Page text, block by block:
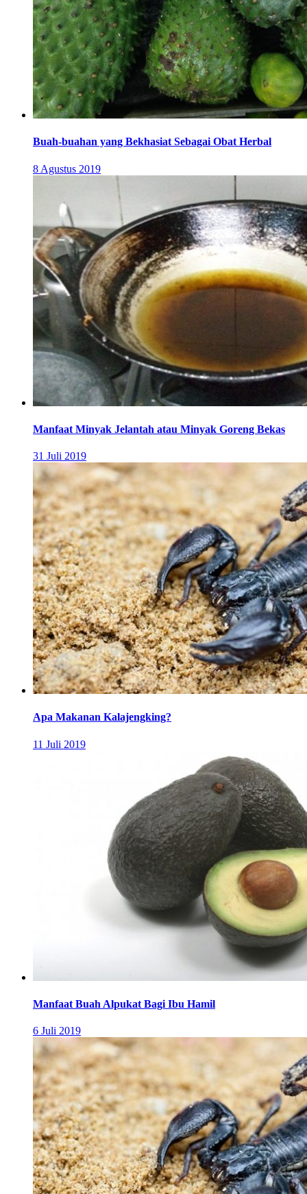
Buah-buahan yang Bekhasiat Sebagai Obat Herbal
8 Agustus 2019
Manfaat Minyak Jelantah atau Minyak Goreng Bekas
31 Juli 2019
Apa Makanan Kalajengking?
11 Juli 2019
Manfaat Buah Alpukat Bagi Ibu Hamil
6 Juli 2019